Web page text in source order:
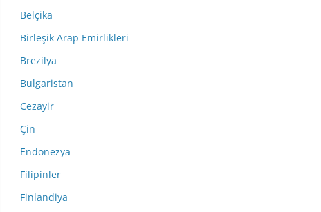
Belçika
Birleşik Arap Emirlikleri
Brezilya
Bulgaristan
Cezayir
Çin
Endonezya
Filipinler
Finlandiya